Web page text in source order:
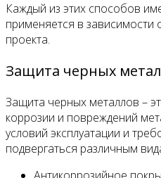
Каждый из этих способов
применяется в зависимости
проекта.
Защита черных
Защита черных металлов –
коррозии и повреждений
условий эксплуатации и
подвергаться различным